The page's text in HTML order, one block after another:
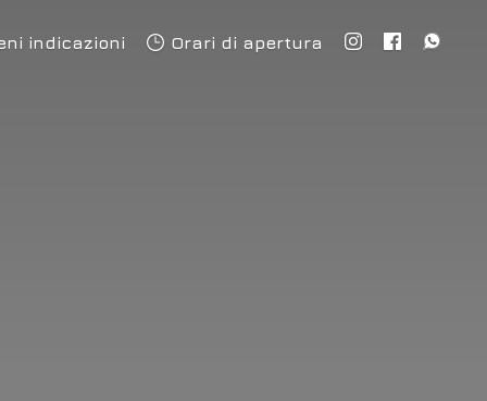
indicazioni Orari di apertura